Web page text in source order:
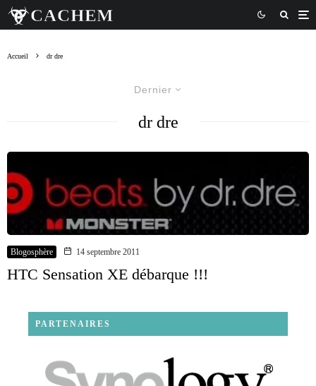
Accueil dr dre
Dernier
dr dre
Blogosphère 14 septembre 2011
HTC Sensation XE débarque !!!
PARTENAIRES